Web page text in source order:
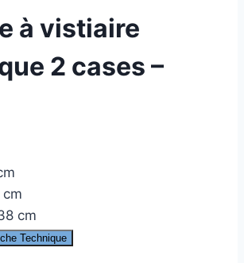
à vistiaire
2 cases –
cm
Technique